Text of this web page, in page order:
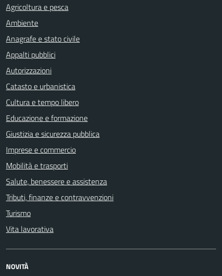
Agricoltura e pesca
Ambiente
Anagrafe e stato civile
Appalti pubblici
Autorizzazioni
Catasto e urbanistica
Cultura e tempo libero
Educazione e formazione
Giustizia e sicurezza pubblica
Imprese e commercio
Mobilità e trasporti
Salute, benessere e assistenza
Tributi, finanze e contravvenzioni
Turismo
Vita lavorativa
NOVITÀ